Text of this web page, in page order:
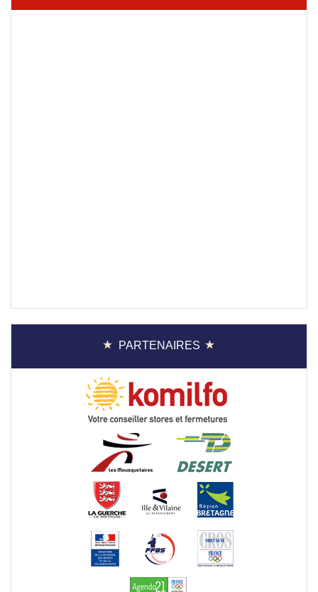
PARTENAIRES